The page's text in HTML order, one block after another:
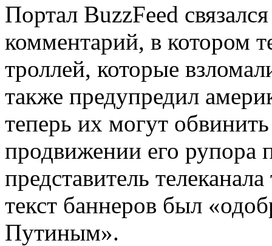
Портал BuzzFeed
комментарий, в котором
троллей, которые
также предупредил
теперь их могут
продвижении его
представитель
текст баннеров был
Путиным».